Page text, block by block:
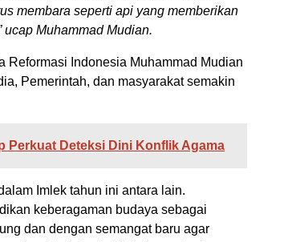
membara seperti api yang memberikan
Muhammad Mudian.
Reformasi Indonesia Muhammad Mudian
Pemerintah, dan masyarakat semakin
Perkuat Deteksi Dini Konflik Agama
Imlek tahun ini antara lain.
keberagaman budaya sebagai
dan dengan semangat baru agar